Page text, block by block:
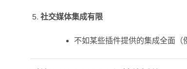
社交媒体集成有限
不如某些插件提供的集成全面（